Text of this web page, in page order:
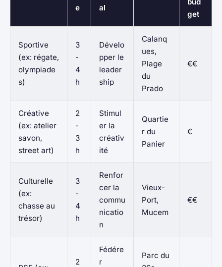
e al
get
Sportive
(ex: régate,
olympiade
s)
3
-
4
h
Dévelo
pper le
leader
ship
Calanq
ues,
Plage
du
Prado
€€
Créative
(ex: atelier
savon,
street art)
2
-
3
h
Stimul
er la
créativ
ité
Quartie
r du
Panier
€
Culturelle
(ex:
chasse au
trésor)
3
-
4
h
Renfor
cer la
commu
nicatio
n
Vieux-
Port,
Mucem
€€
2
Fédére
r
Parc du